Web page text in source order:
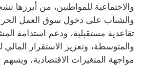
والاجتماعية للمواطنين، من أبرزها
والشباب على دخول سوق العمل
تقاعدية مستقبلية، ودعم استدامة
والمتوسطة، وتعزيز الاستقرار
مواجهة المتغيرات الاقتصادية،